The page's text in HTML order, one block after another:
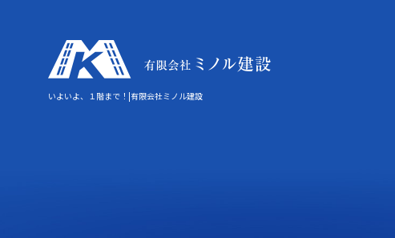
いよいよ、１階まで！|有限会社ミノル建設